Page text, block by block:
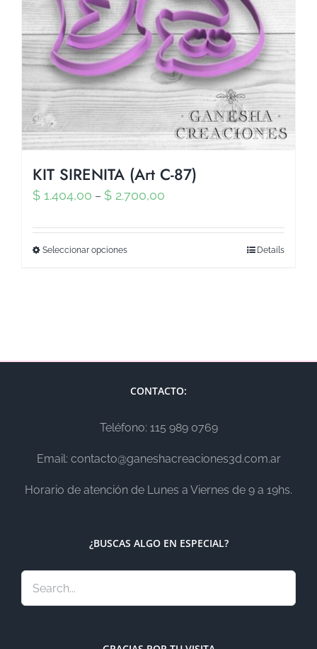
KIT SIRENITA (Art C-87)
$ 1.404,00 – $ 2.700,00
Seleccionar opciones Details
CONTACTO:
Teléfono: 115 989 0769
Email: contacto@ganeshacreaciones3d.com.ar
Horario de atención de Lunes a Viernes de 9 a 19hs.
¿BUSCAS ALGO EN ESPECIAL?